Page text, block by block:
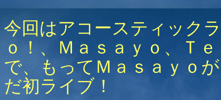
今回はアコースティック
ｏ！、Ｍａｓａｙｏ、Ｔ
で、もってＭａｓａｙｏ
だ初ライブ！